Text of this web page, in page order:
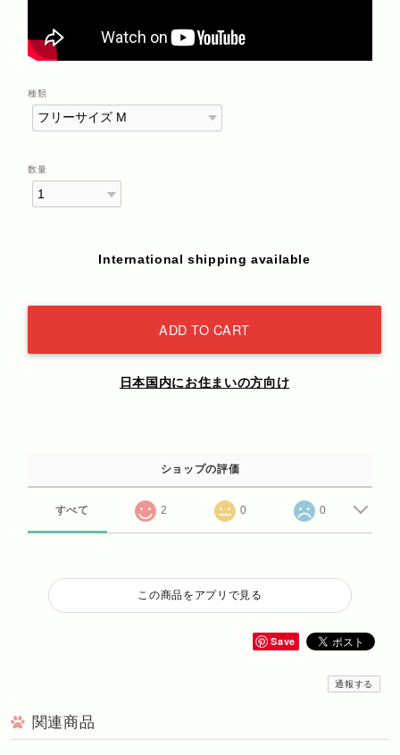
種類
数量
International shipping available
ADD TO CART
日本国内にお住まいの方向け
ショップの評価
すべて 2 0 0
この商品をアプリで見る
Save
通報する
関連商品